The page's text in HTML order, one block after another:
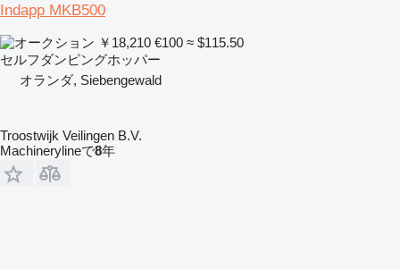
Indapp MKB500
￥18,210 €100 ≈ $115.50
セルフダンピングホッパー
オランダ, Siebengewald
Troostwijk Veilingen B.V.
Machinerylineで8年